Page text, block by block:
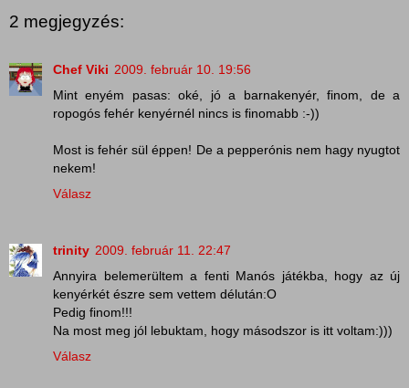
2 megjegyzés:
Chef Viki 2009. február 10. 19:56
Mint enyém pasas: oké, jó a barnakenyér, finom, de a
ropogós fehér kenyérnél nincs is finomabb :-))
Most is fehér sül éppen! De a pepperónis nem hagy nyugtot
nekem!
Válasz
trinity 2009. február 11. 22:47
Annyira belemerültem a fenti Manós játékba, hogy az új
kenyérkét észre sem vettem délután:O
Pedig finom!!!
Na most meg jól lebuktam, hogy másodszor is itt voltam:)))
Válasz